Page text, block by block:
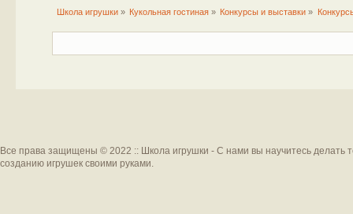
Школа игрушки» Кукольная гостиная » Конкурсы и выставки »
Все права защищены © 2022 :: Школа игрушки - С нами вы научитесь делать
созданию игрушек своими руками.